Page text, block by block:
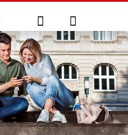
Suche Anmelden